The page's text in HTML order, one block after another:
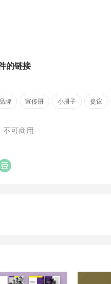
的链接
牌 宣传册 小册子 提议
不可商用